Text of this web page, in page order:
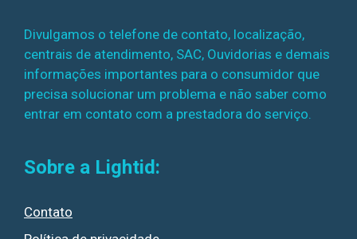
Divulgamos o telefone de contato, localização,
centrais de atendimento, SAC, Ouvidorias e demais
informações importantes para o consumidor que
precisa solucionar um problema e não saber como
entrar em contato com a prestadora do serviço.
Sobre a Lightid:
Contato